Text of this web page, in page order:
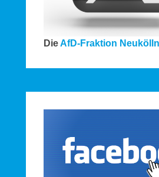
DieAfD-Fraktion